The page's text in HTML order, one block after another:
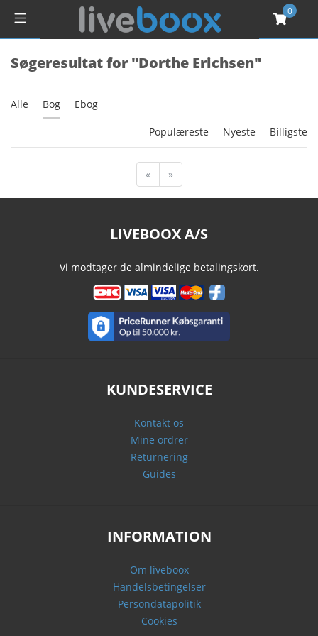
0
Søgeresultat for "Dorthe Erichsen"
Alle Bog Ebog
Populæreste Nyeste Billigste
« »
LIVEBOOX A/S
Vi modtager de almindelige betalingskort.
KUNDESERVICE
Kontakt os
Mine ordrer
Returnering
Guides
INFORMATION
Om liveboox
Handelsbetingelser
Persondatapolitik
Cookies